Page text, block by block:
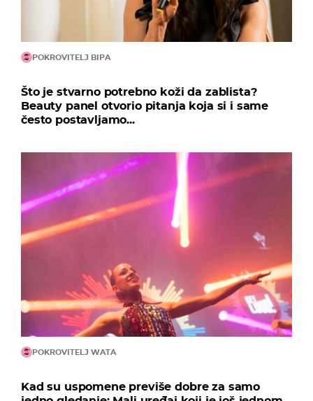
POKROVITELJ BIPA
Što je stvarno potrebno koži da zablista?
Beauty panel otvorio pitanja koja si i same
često postavljamo...
POKROVITELJ WATA
Kad su uspomene previše dobre za samo